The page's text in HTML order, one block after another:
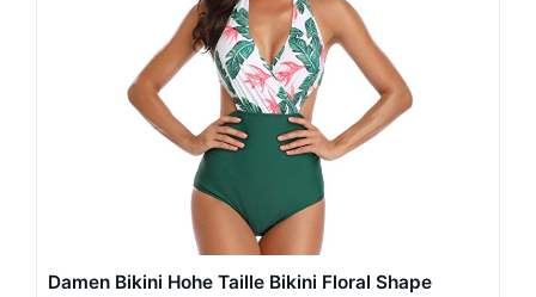
Damen Bikini Hohe Taille Bikini Floral Shape